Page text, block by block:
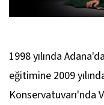
1998 yılında
eğitimine 2009
Konservatuvarı'nda